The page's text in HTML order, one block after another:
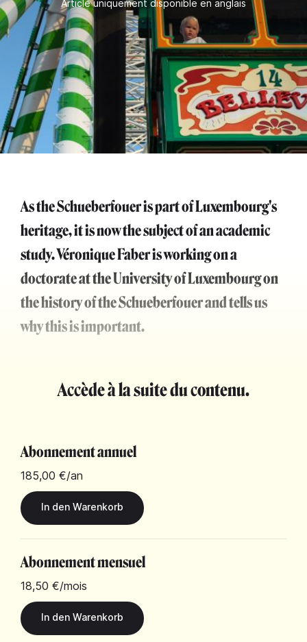
Article uniquement disponible en anglais
As the Schueberfouer is part of Luxembourg's
heritage, it is now the subject of an academic
study. Véronique Faber is working on a
doctorate at the University of Luxembourg on
the history of the Schueberfouer and tells us
why this is important.
Accède à la suite du contenu.
Abonnement annuel
185,00 €/an
Abonnement mensuel
18,50 €/mois